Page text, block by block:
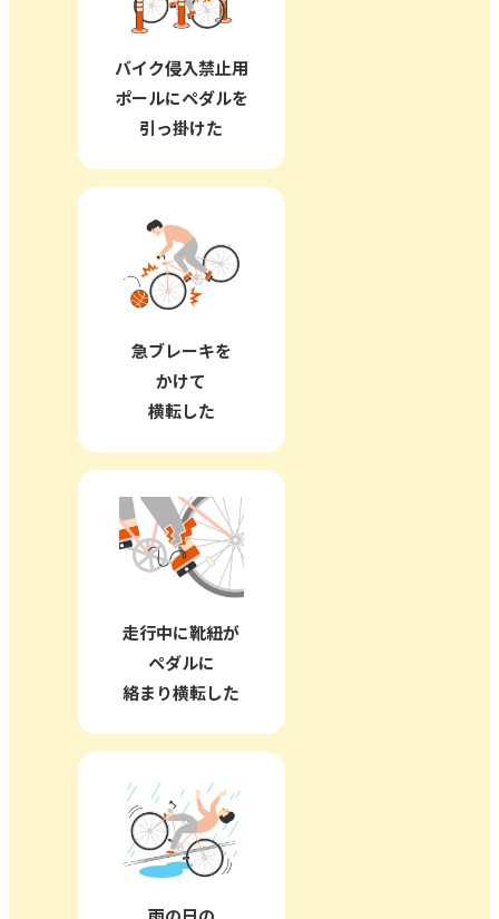
バイク侵入禁止用
ポールにペダルを
引っ掛けた
急ブレーキを
かけて
横転した
走行中に靴紐が
ペダルに
絡まり横転した